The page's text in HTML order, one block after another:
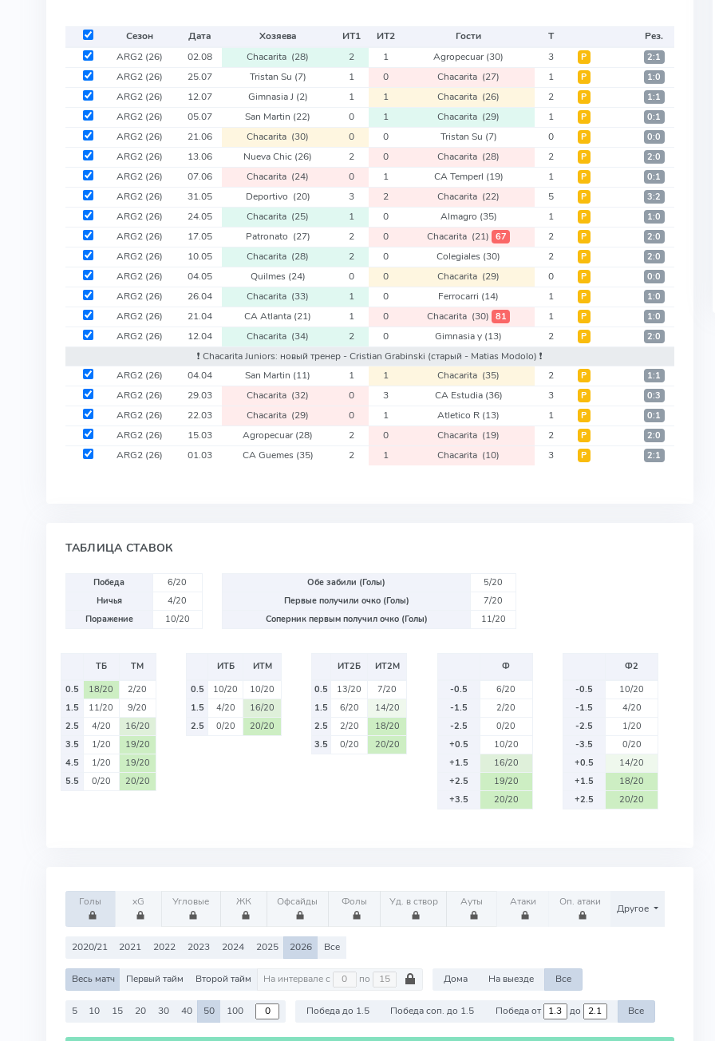
Сезон Дата Хозяева ИТ1 ИТ2 Гости Т
Рез.
ARG2 (26) 02.08 Chacarita (28) 2 1 Agropecuar(30) 3 Р 2:1
ARG2 (26) 25.07 Tristan Su (7) 1 0 Chacarita (27) 1 Р 1:0
ARG2 (26) 12.07 Gimnasia J (2) 1 1 Chacarita (26) 2 Р 1:1
ARG2 (26) 05.07 San Martin (22) 0 1 Chacarita (29) 1 Р 0:1
ARG2 (26) 21.06 Chacarita (30) 0 0 Tristan Su (7) 0 Р 0:0
ARG2 (26) 13.06 Nueva Chic (26) 2 0 Chacarita (28) 2 Р 2:0
ARG2 (26) 07.06 Chacarita (24) 0 1 CA Temperl (19) 1 Р 0:1
ARG2 (26) 31.05 Deportivo (20) 3 2 Chacarita (22) 5 Р 3:2
ARG2 (26) 24.05 Chacarita (25) 1 0 Almagro (35) 1 Р 1:0
ARG2 (26) 17.05 Patronato (27) 2 0 Chacarita (21) 67 2 Р 2:0
ARG2 (26) 10.05 Chacarita (28) 2 0 Colegiales (30) 2 Р 2:0
ARG2 (26) 04.05 Quilmes (24) 0 0 Chacarita (29) 0 Р 0:0
ARG2 (26) 26.04 Chacarita (33) 1 0 Ferrocarri (14) 1 Р 1:0
ARG2 (26) 21.04 CA Atlanta (21) 1 0 Chacarita (30) 81 1 Р 1:0
ARG2 (26) 12.04 Chacarita (34) 2 0 Gimnasia y (13) 2 Р 2:0
❗️ Chacarita Juniors: новый тренер - Cristian Grabinski (старый - Matias Modolo) ❗️
ARG2 (26) 04.04 San Martin (11) 1 1 Chacarita (35) 2 Р 1:1
ARG2 (26) 29.03 Chacarita (32) 0 3 CA Estudia (36) 3 Р 0:3
ARG2 (26) 22.03 Chacarita (29) 0 1 Atletico R (13) 1 Р 0:1
ARG2 (26) 15.03 Agropecuar(28) 2 0 Chacarita (19) 2 Р 2:0
ARG2 (26) 01.03 CA Guemes (35) 2 1 Chacarita (10) 3 Р 2:1
ТАБЛИЦА СТАВОК
Победа
6/20
Ничья
4/20
Поражение
10/20
Обе забили (Голы)
5/20
Первые получили очко (Голы)
7/20
Соперник первым получил очко (Голы)
11/20
ТБ
ТМ
0.5
18/20
2/20
1.5
11/20
9/20
2.5
4/20
16/20
3.5
1/20
19/20
4.5
1/20
19/20
5.5
0/20 20/20
ИТБ
ИТМ
0.5
10/20
10/20
1.5
4/20
16/20
2.5
0/20 20/20
ИТ2Б
ИТ2М
0.5
13/20
7/20
1.5
6/20
14/20
2.5
2/20
18/20
3.5
0/20 20/20
Ф
-0.5
6/20
-1.5
2/20
-2.5
0/20
+0.5
10/20
+1.5
16/20
+2.5
19/20
+3.5
20/20
Ф2
-0.5
10/20
-1.5
4/20
-2.5
1/20
-3.5
0/20
+0.5
14/20
+1.5
18/20
+2.5
20/20
Голы xG Угловые ЖК Офсайды Фолы Уд. в створ Ауты Атаки Оп. атаки
Другое
2020/21 2021 2022 2023 2024 2025 2026 Все
Весь матч Первый тайм Второй тайм На интервале с по Дома На выезде Все
5 10 15 20 30 40 50 100 Победа до 1.5 Победа соп. до 1.5 Победа от до Все